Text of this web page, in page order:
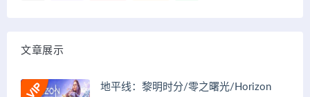
文章展示
地平线：黎明时分/零之曙光/Horizon